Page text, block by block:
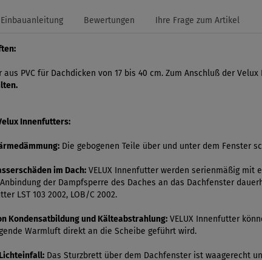
Einbauanleitung Bewertungen Ihre Frage zum Artikel
PVC für Dachdicken von 17 bis 40 cm. Zum Anschluß der
Innenfutters:
Die gebogenen Teile über und unter dem Fenster
im Dach: VELUX Innenfutter werden serienmäßig mit
der Dampfsperre des Daches an das Dachfenster
LST 103 2002, LOB/C 2002.
Kondensatbildung und Kälteabstrahlung: VELUX Innenfutter
Warmluft direkt an die Scheibe geführt wird.
Das Sturzbrett über dem Dachfenster ist waagerecht